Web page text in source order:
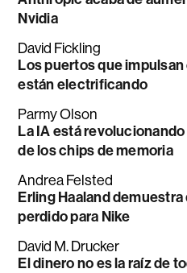
Nvidia
David Fickling
Los puertos que
están electrificando
Parmy Olson
La IA está
de los chips de memoria
Andrea Felsted
Erling Haaland
perdido para Nike
David M. Drucker
El dinero no es la raíz de